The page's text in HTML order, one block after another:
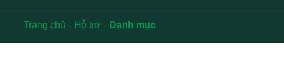
Trang chủ Hỗ trợ Danh mục